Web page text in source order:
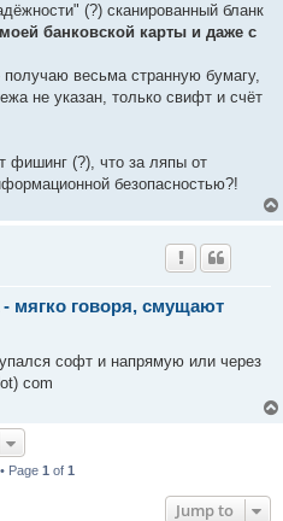
(?) сканированный бланк
банковской карты и даже с
весьма странную бумагу,
не указан, только свифт и счёт
фишинг (?), что за ляпы от
безопасностью?!
мягко говоря, смущают
софт и напрямую или через
com
Page 1 of 1
Jump to